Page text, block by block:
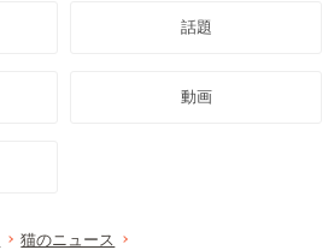
話題
動画
猫のニュース